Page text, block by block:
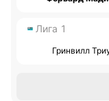
Лига 1
Гринвилл